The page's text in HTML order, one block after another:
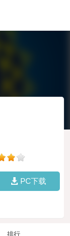
PC下载
排行